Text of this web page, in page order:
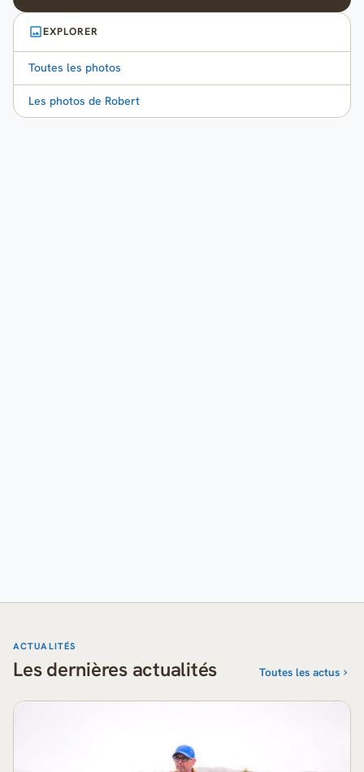
EXPLORER
Toutes les photos
Les photos de Robert
ACTUALITÉS
Les dernières actualités Toutes les actus